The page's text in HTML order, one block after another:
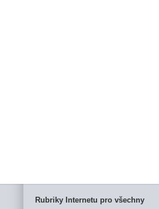
Rubriky Internetu pro všechny